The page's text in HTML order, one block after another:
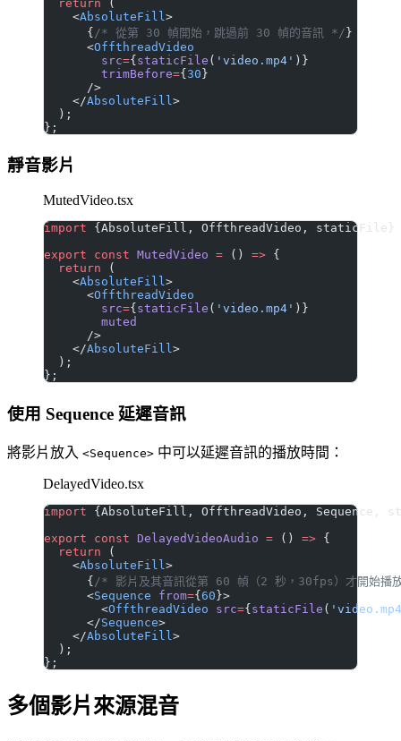
  return
(
    <
AbsoluteFill >
      {
/* 從第 30 幀開始，跳過前 30 幀的音訊 */}
      <
OffthreadVideo
        src
={staticFile ( 'video.mp4' )}
        trimBefore
={30}
      />
    </
AbsoluteFill >
  );
};
靜音影片
MutedVideo.tsx
import {AbsoluteFill, OffthreadVideo, staticFile}
export const MutedVideo = () => {
  return
(
    <
AbsoluteFill>
      <
OffthreadVideo
        src
={ staticFile ( 'video.mp4' )}
        muted
      />
    </
AbsoluteFill>
  );
};
使用 Sequence 延遲音訊
將影片放入 <Sequence> 中可以延遲音訊的播放時間：
DelayedVideo.tsx
import {AbsoluteFill, OffthreadVideo, Sequence,
export const DelayedVideoAudio = () => {
  return
(
    <
AbsoluteFill>
      {
/* 影片及其音訊從第 60 幀（2 秒，30fps）才開始
      <
Sequence from={ 60 }>
        <
OffthreadVideo src={ staticFile (
      </
Sequence>
    </
AbsoluteFill>
  );
};
多個影片來源混音